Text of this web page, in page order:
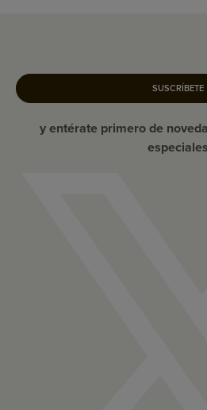
SUSCRÍBETE
y entérate primero de
especiales